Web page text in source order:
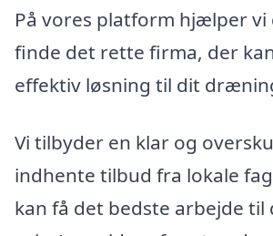
På vores platform hjælper vi
finde det rette firma, der
effektiv løsning til dit
Vi tilbyder en klar og
indhente tilbud fra lokale
kan få det bedste arbejde til